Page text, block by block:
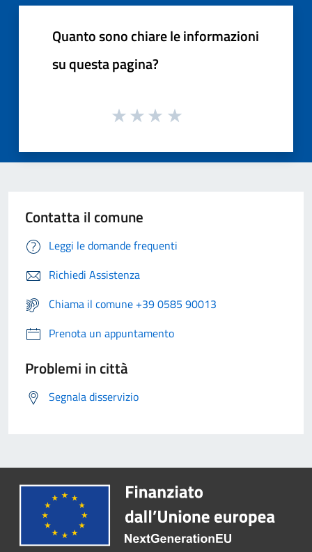
Quanto sono chiare le informazioni
su questa pagina?
Contatta il comune
Leggi le domande frequenti
Richiedi Assistenza
Chiama il comune +39 0585 90013
Prenota un appuntamento
Problemi in città
Segnala disservizio